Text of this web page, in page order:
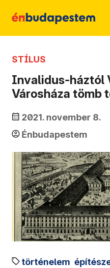
STÍLUS
Invalidus-háztól
Városháza tömb
2021. november 8.
Énbudapestem
történelem